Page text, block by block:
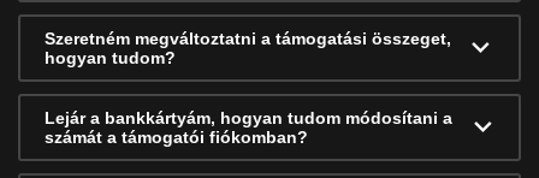
Szeretném megváltoztatni a támogatási összeget,
hogyan tudom?
Lejár a bankkártyám, hogyan tudom módosítani a
számát a támogatói fiókomban?